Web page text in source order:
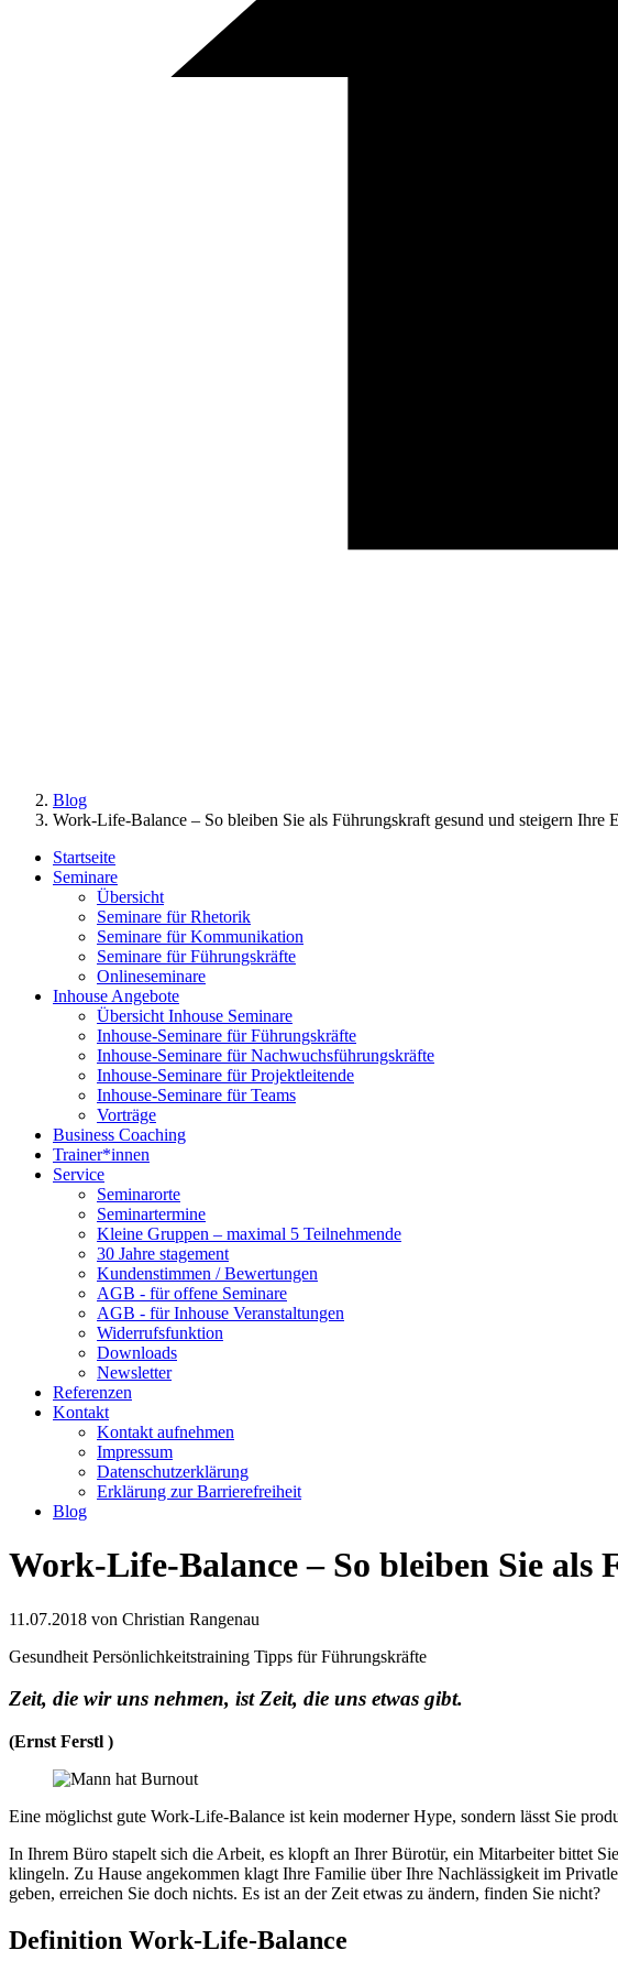
Blog
Work-Life-Balance – So bleiben Sie als Führungskraft gesund und steigern Ihre
Startseite
Seminare
Übersicht
Seminare für Rhetorik
Seminare für Kommunikation
Seminare für Führungskräfte
Onlineseminare
Inhouse Angebote
Übersicht Inhouse Seminare
Inhouse-Seminare für Führungskräfte
Inhouse-Seminare für Nachwuchsführungskräfte
Inhouse-Seminare für Projektleitende
Inhouse-Seminare für Teams
Vorträge
Business Coaching
Trainer*innen
Service
Seminarorte
Seminartermine
Kleine Gruppen – maximal 5 Teilnehmende
30 Jahre stagement
Kundenstimmen / Bewertungen
AGB - für offene Seminare
AGB - für Inhouse Veranstaltungen
Widerrufsfunktion
Downloads
Newsletter
Referenzen
Kontakt
Kontakt aufnehmen
Impressum
Datenschutzerklärung
Erklärung zur Barrierefreiheit
Blog
Work-Life-Balance – So bleiben Sie
11.07.2018 von Christian Rangenau
Gesundheit Persönlichkeitstraining Tipps für Führungskräfte
Zeit, die wir uns nehmen, ist Zeit, die uns etwas gibt.
(Ernst Ferstl )
Eine möglichst gute Work-Life-Balance ist kein moderner Hype, sondern lässt Sie
In Ihrem Büro stapelt sich die Arbeit, es klopft an Ihrer Bürotür, ein Mitarbeiter bittet
klingeln. Zu Hause angekommen klagt Ihre Familie über Ihre Nachlässigkeit im
geben, erreichen Sie doch nichts. Es ist an der Zeit etwas zu ändern, finden Sie nicht?
Definition Work-Life-Balance